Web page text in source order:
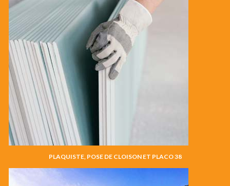
PLAQUISTE, POSE DE CLOISON ET PLACO 38